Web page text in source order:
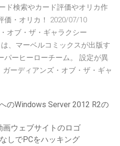
ド検索やカード評価やオリカ作
価・オリカ！ 2020/07/10
オブ・ザ・ギャラクシー
は、マーベルコミックスが出版す
パーヒーローチーム。 設定が異
ーディアンズ・オブ・ザ・ギャ
のWindows Server 2012 R2の
ウェブサイトのロゴ
しでPCをハッキング